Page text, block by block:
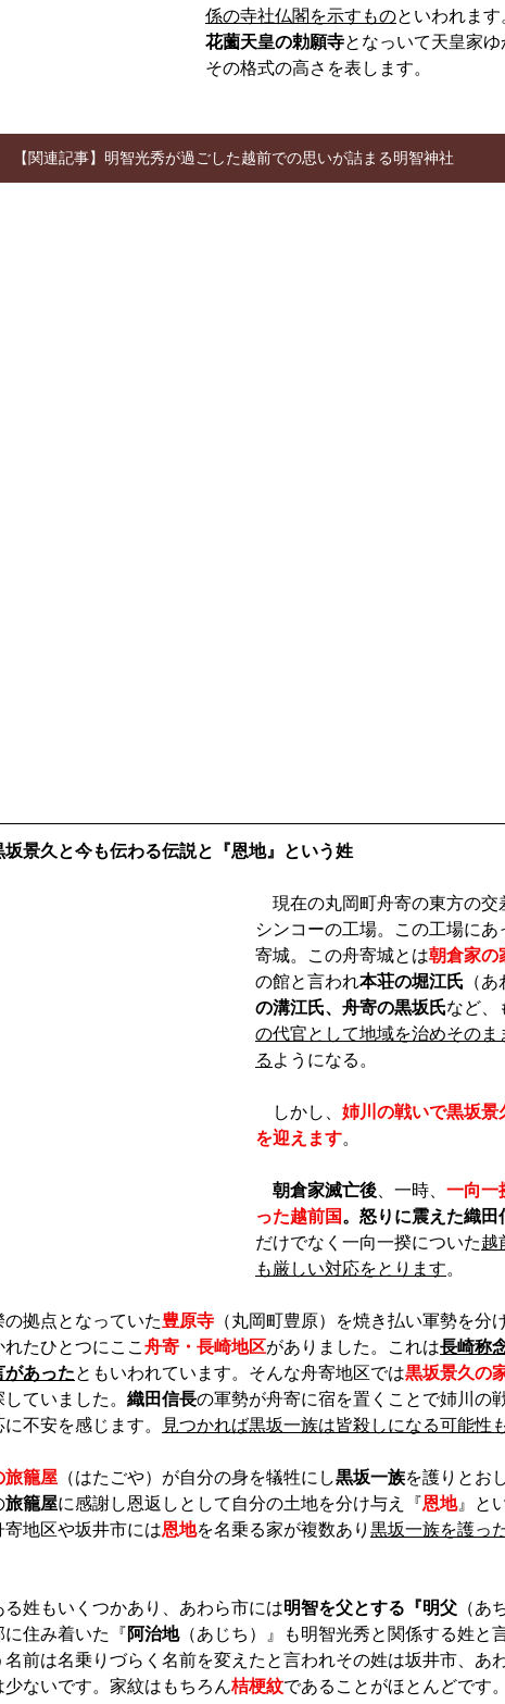
係の寺社仏閣を示すものといわれます
花薗天皇の勅願寺となっいて天皇家
その格式の高さを表します。
【関連記事】明智光秀が過ごした越前での思いが詰まる明智神社
坂景久と今も伝わる伝説と『恩地』という姓
現在の丸岡町舟寄の東方の交
シンコーの工場。この工場にあ
寄城。この舟寄城とは朝倉家の
の館と言われ本荘の堀江氏 （
の溝江氏、舟寄の黒坂氏など、
の代官として地域を治めそのま
る ようになる。
しかし、 姉川の戦いで黒坂景
を迎えます。
朝倉家滅亡後 、一時、 一向一
った越前国。怒りに震えた織田
だけでなく一向一揆についた越
も厳しい対応をとります。
の拠点となっていた豊原寺 （丸岡町豊原）を焼き払い軍勢を分
たひとつにここ 舟寄・長崎地区がありました。これは長崎称
があったともいわれています。そんな舟寄地区では黒坂景久の
ていました。 織田信長の軍勢が舟寄に宿を置くことで姉川の
不安を感じます。 見つかれば黒坂一族は皆殺しになる可能性
旅籠屋 （はたごや）が自分の身を犠牲にし黒坂一族を護りとお
旅籠屋に感謝し恩返しとして自分の土地を分け与え『恩地』と
地区や坂井市には恩地を名乗る家が複数あり 黒坂一族を護っ
る姓もいくつかあり、あわら市には明智を父とする『明父 （あ
に住み着いた『阿治地（あじち）』も明智光秀と関係する姓と
名前は名乗りづらく名前を変えたと言われその姓は坂井市、あ
ないです。家紋はもちろん桔梗紋であることがほとんどです。